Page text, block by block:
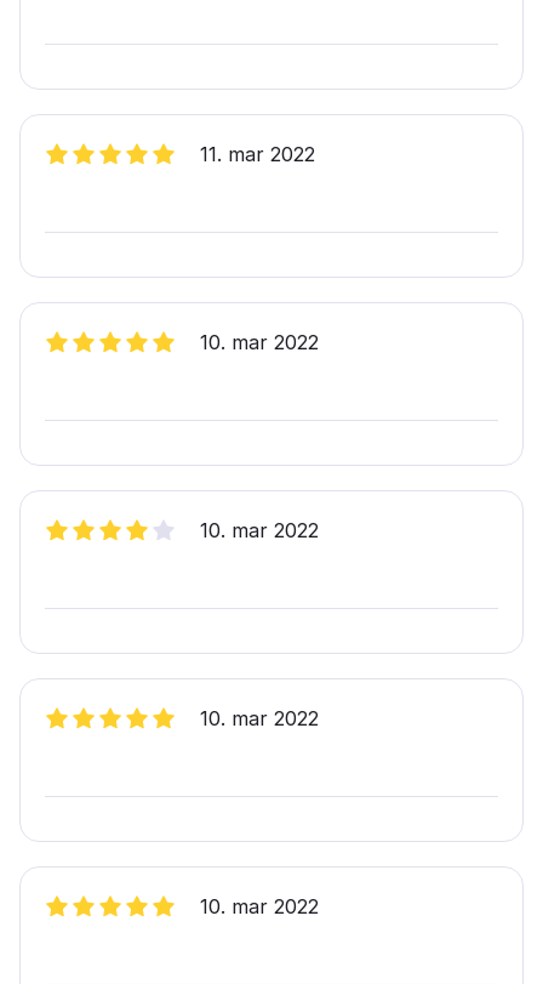
11. mar 2022
10. mar 2022
10. mar 2022
10. mar 2022
10. mar 2022